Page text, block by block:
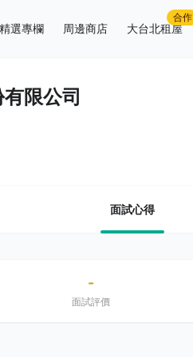
精選專欄 周邊商店 大台北租屋
合作
限公司
面試心得
-
面試評價